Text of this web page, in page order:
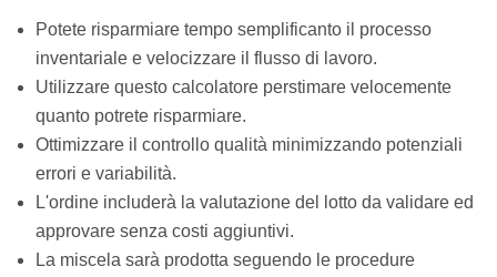
Potete risparmiare tempo semplificanto il processo
inventariale e velocizzare il flusso di lavoro.
Utilizzare questo calcolatore perstimare velocemente
quanto potrete risparmiare.
Ottimizzare il controllo qualità minimizzando potenziali
errori e variabilità.
L'ordine includerà la valutazione del lotto da validare ed
approvare senza costi aggiuntivi.
La miscela sarà prodotta seguendo le procedure